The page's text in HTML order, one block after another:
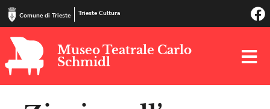
Comune di Trieste Trieste Cultura
Museo Teatrale Carlo
Schmidl